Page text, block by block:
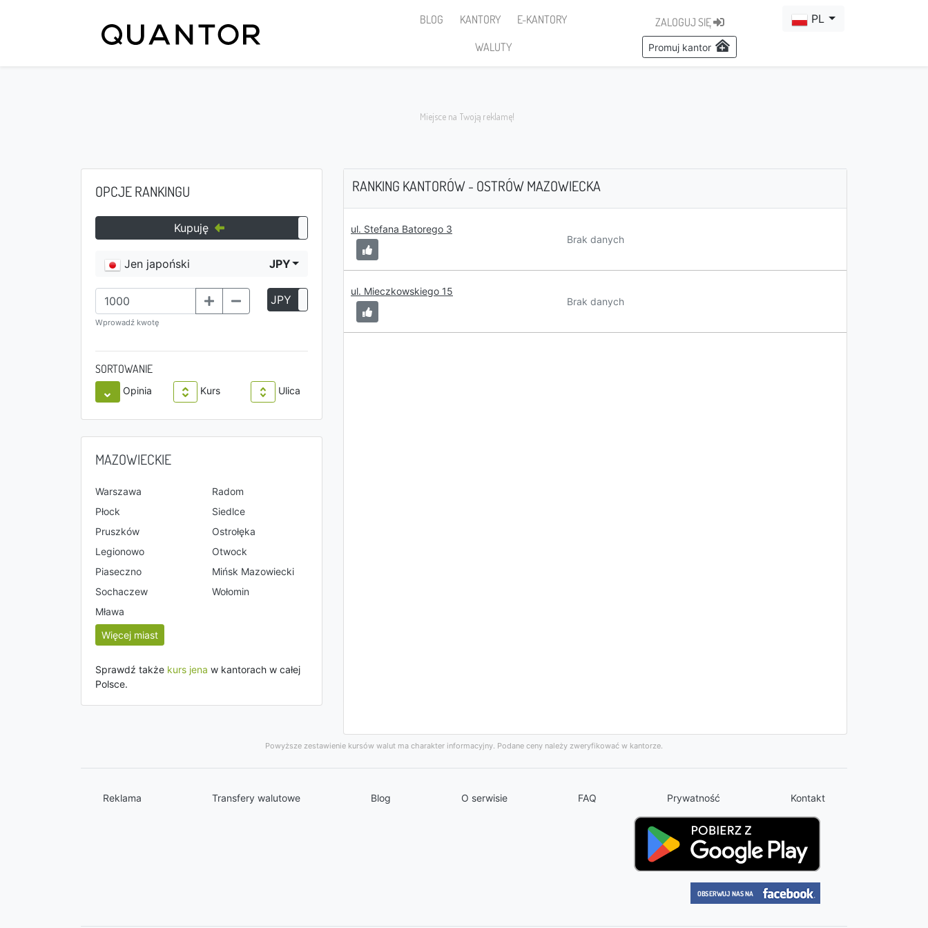
BLOG KANTORY
E-KANTORY
WALUTY
ZALOGUJ SIĘ
Promuj kantor
PL
OPCJE RANKINGU
Kupuję Sprzedaję
Jen japoński JPY
Wprowadź kwotę
JPY
SORTOWANIE
Opinia Kurs Ulica
MAZOWIECKIE
Warszawa
Radom
Płock
Siedlce
Pruszków
Ostrołęka
Legionowo
Otwock
Piaseczno
Mińsk Mazowiecki
Sochaczew
Wołomin
Mława
Więcej miast
Sprawdź także kurs jena w kantorach w całej
Polsce.
RANKING KANTORÓW - OSTRÓW MAZOWIECKA
ul. Stefana Batorego 3
Brak danych
ul. Mieczkowskiego 15
Brak danych
Powyższe zestawienie kursów walut ma charakter informacyjny. Podane ceny należy zweryfikować w kantorze.
Reklama Transfery walutowe Blog O serwisie FAQ Prywatność Kontakt